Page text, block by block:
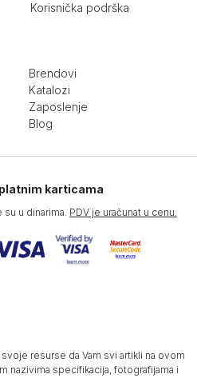
Korisnička podrška
Brendovi
Katalozi
Zaposlenje
Blog
karticama
su u dinarima. PDV je uračunat u cenu.
resurse da Vam svi artikli na ovom
nazivima specifikacija, fotografijama i